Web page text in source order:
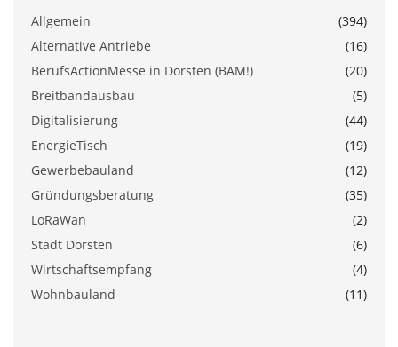
Allgemein
(394)
Alternative Antriebe
(16)
BerufsActionMesse in Dorsten (BAM!)
(20)
Breitbandausbau
(5)
Digitalisierung
(44)
EnergieTisch
(19)
Gewerbebauland
(12)
Gründungsberatung
(35)
LoRaWan
(2)
Stadt Dorsten
(6)
Wirtschaftsempfang
(4)
Wohnbauland
(11)